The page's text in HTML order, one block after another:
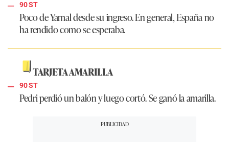
90 ST
Poco de Yamal desde su ingreso. En general, España no
ha rendido como se esperaba.
TARJETA AMARILLA
90 ST
Pedri perdió un balón y luego cortó. Se ganó la amarilla.